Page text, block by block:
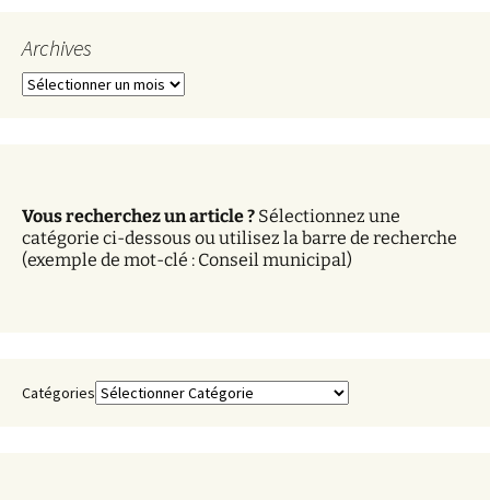
Archives
A
e
s
Vous recherchez un article ? Sélectionnez une
catégorie ci-dessous ou utilisez la barre de recherche
(exemple de mot-clé : Conseil municipal)
Catégories